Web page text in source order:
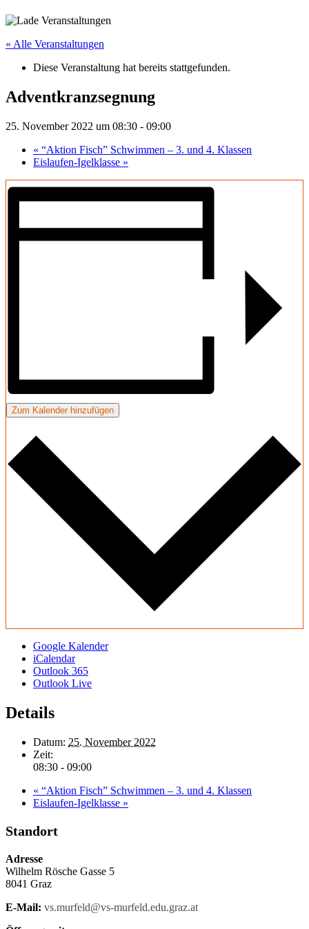
« Alle Veranstaltungen
Diese Veranstaltung hat bereits stattgefunden.
Adventkranzsegnung
25. November 2022 um 08:30 - 09:00
« “Aktion Fisch” Schwimmen – 3. und 4. Klassen
Eislaufen-Igelklasse »
Zum Kalender hinzufügen
Google Kalender
iCalendar
Outlook 365
Outlook Live
Details
Datum: 25. November 2022
Zeit:
08:30 - 09:00
« “Aktion Fisch” Schwimmen – 3. und 4. Klassen
Eislaufen-Igelklasse »
Standort
Adresse
Wilhelm Rösche Gasse 5
8041 Graz
E-Mail: vs.murfeld@vs-murfeld.edu.graz.at